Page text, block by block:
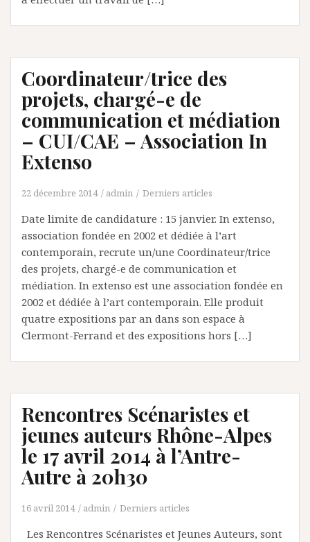
Coordinateur/trice des
projets, chargé-e de
communication et médiation
– CUI/CAE – Association In
Extenso
22 décembre 2014 admin Derniers articles
Date limite de candidature : 15 janvier. In extenso,
association fondée en 2002 et dédiée à l’art
contemporain, recrute un/une Coordinateur/trice
des projets, chargé-e de communication et
médiation. In extenso est une association fondée en
2002 et dédiée à l’art contemporain. Elle produit
quatre expositions par an dans son espace à
Clermont-Ferrand et des expositions hors […]
Rencontres Scénaristes et
jeunes auteurs Rhône-Alpes
le 17 avril 2014 à l’Antre-
Autre à 20h30
16 avril 2014 admin Derniers articles
Les Rencontres Scénaristes et Jeunes Auteurs, sont